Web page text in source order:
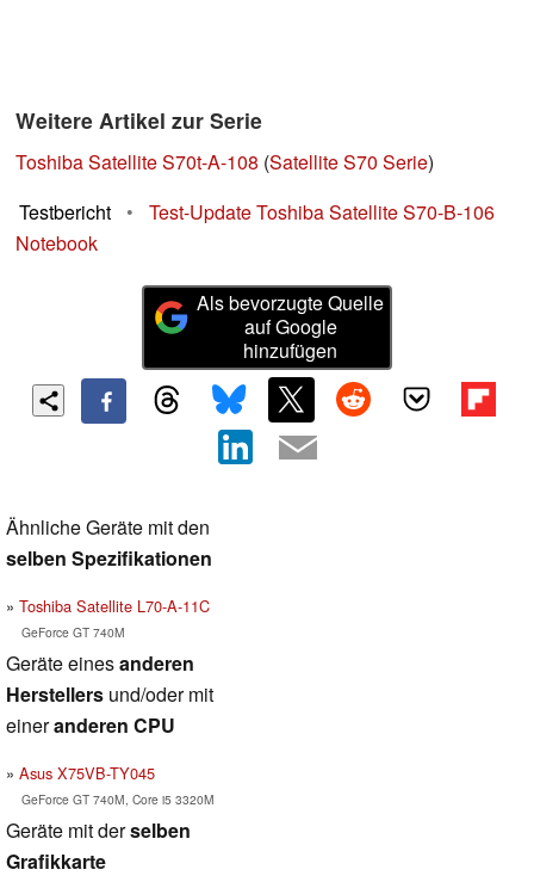
Weitere Artikel zur Serie
Toshiba Satellite S70t-A-108 (Satellite S70 Serie)
Testbericht
•
Test-Update Toshiba Satellite S70-B-106
Notebook
Als bevorzugte Quelle
auf Google
hinzufügen
Ähnliche Geräte mit den
selben Spezifikationen
Toshiba Satellite L70-A-11C
GeForce GT 740M
Geräte einesanderen
Herstellers und/oder mit
eineranderen CPU
Asus X75VB-TY045
GeForce GT 740M, Core i5 3320M
Geräte mit derselben
Grafikkarte